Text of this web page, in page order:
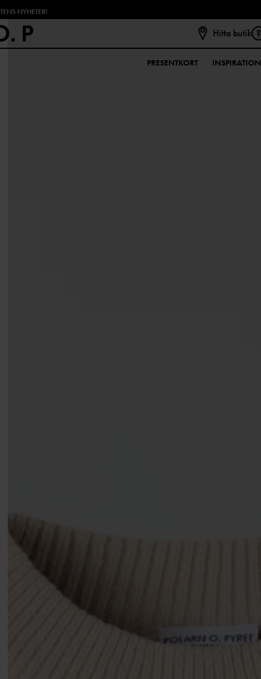
NYHETER!
Hitta butik
PRESENTKORT INSPIRATION